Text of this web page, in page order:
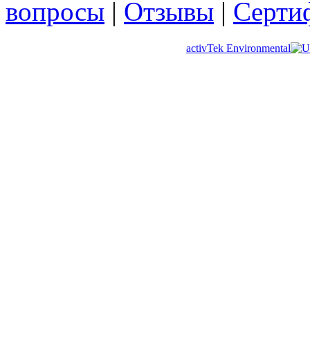
вопросы | Отзывы |
activTek Environmental